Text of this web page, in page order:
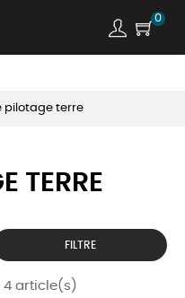
0
pilotage terre
TERRE
FILTRE
4 article(s)